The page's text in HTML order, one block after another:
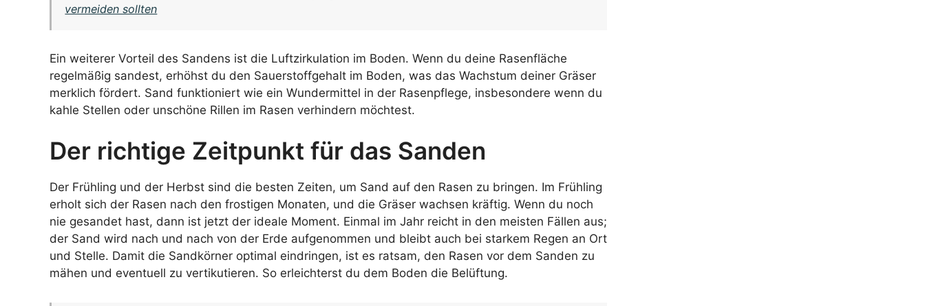
vermeiden sollten
Ein weiterer Vorteil des Sandens ist die Luftzirkulation im Boden. Wenn du deine Rasenfläche
regelmäßig sandest, erhöhst du den Sauerstoffgehalt im Boden, was das Wachstum deiner Gräser
merklich fördert. Sand funktioniert wie ein Wundermittel in der Rasenpflege, insbesondere wenn du
kahle Stellen oder unschöne Rillen im Rasen verhindern möchtest.
Der richtige Zeitpunkt für das Sanden
Der Frühling und der Herbst sind die besten Zeiten, um Sand auf den Rasen zu bringen. Im Frühling
erholt sich der Rasen nach den frostigen Monaten, und die Gräser wachsen kräftig. Wenn du noch
nie gesandet hast, dann ist jetzt der ideale Moment. Einmal im Jahr reicht in den meisten Fällen aus;
der Sand wird nach und nach von der Erde aufgenommen und bleibt auch bei starkem Regen an Ort
und Stelle. Damit die Sandkörner optimal eindringen, ist es ratsam, den Rasen vor dem Sanden zu
mähen und eventuell zu vertikutieren. So erleichterst du dem Boden die Belüftung.